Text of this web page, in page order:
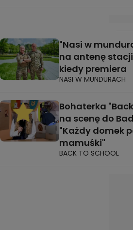
"Nasi w
na antenę stacji
kiedy premiera
NASI W MUNDURACH
Bohaterka
na scenę do
"Każdy domek
mamuśki"
BACK TO SCHOOL